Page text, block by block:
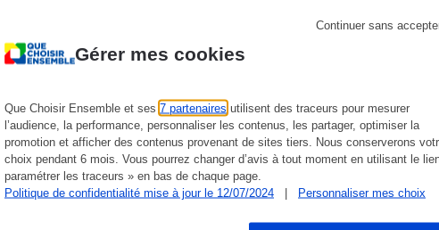
Gérer mes cookies
Que Choisir Ensemble et ses 7 partenaires utilisent des traceurs pour mesurer
l’audience, la performance, personnaliser les contenus, les partager, optimiser la
promotion et afficher des contenus provenant de sites tiers. Nous conserverons
choix pendant 6 mois. Vous pourrez changer d’avis à tout moment en utilisant le
paramétrer les traceurs » en bas de chaque page.
Politique de confidentialité mise à jour le 12/07/2024
| Personnaliser mes choix
Continuer sans